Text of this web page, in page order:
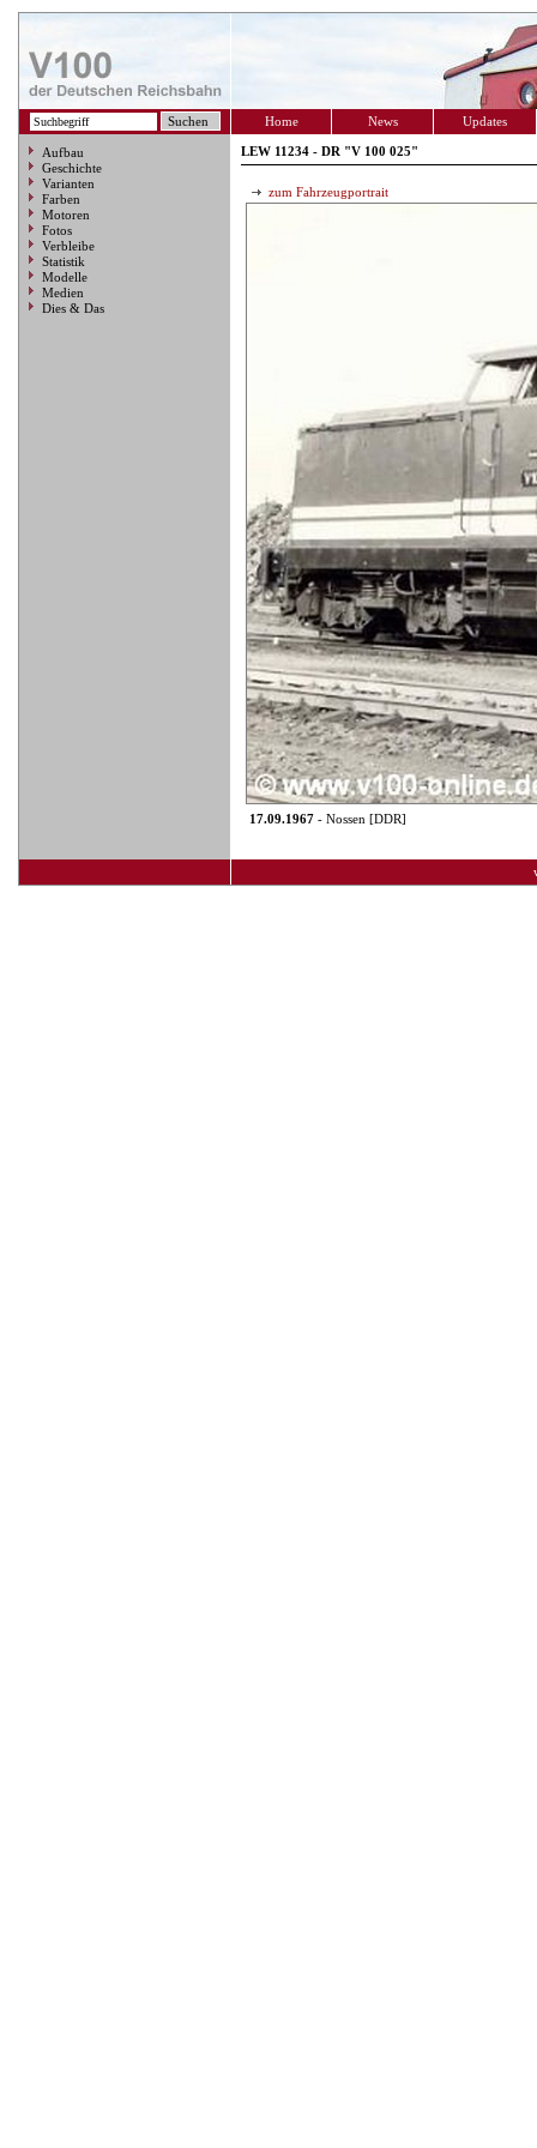
Home News Updates
Aufbau
Geschichte
Varianten
Farben
Motoren
Fotos
Verbleibe
Statistik
Modelle
Medien
Dies & Das
LEW 11234 - DR "V 100 025"
zum Fahrzeugportrait
17.09.1967 - Nossen [DDR]